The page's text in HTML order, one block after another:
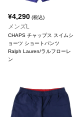
¥4,290 (税込)
メンズL
CHAPS チャップス スイムシ
ョーツ ショートパンツ
Ralph Lauren/ラルフローレ
ン